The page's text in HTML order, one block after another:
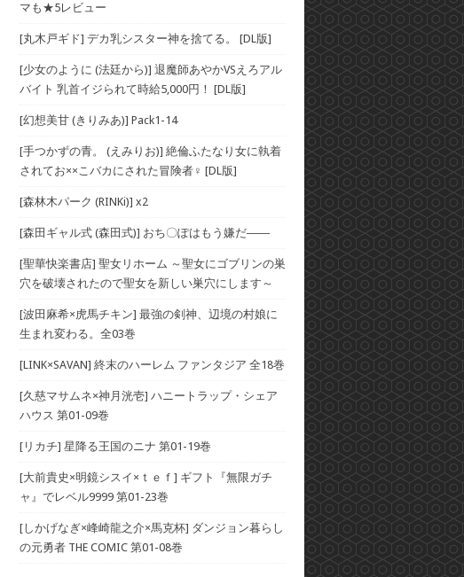
マも★5レビュー
[丸木戸ギド] デカ乳シスター神を捨てる。 [DL版]
[少女のように (法廷から)] 退魔師あやかVSえろアル
バイト 乳首イジられて時給5,000円！ [DL版]
[幻想美甘 (きりみあ)] Pack1-14
[手つかずの青。 (えみりお)] 絶倫ふたなり女に執着
されてお××こバカにされた冒険者♀ [DL版]
[森林木パーク (RINKi)] x2
[森田ギャル式 (森田式)] おち〇ぽはもう嫌だ――
[聖華快楽書店] 聖女リホーム ～聖女にゴブリンの巣
穴を破壊されたので聖女を新しい巣穴にします～
[波田麻希×虎馬チキン] 最強の剣神、辺境の村娘に
生まれ変わる。全03巻
[LINK×SAVAN] 終末のハーレム ファンタジア 全18巻
[久慈マサムネ×神月洸壱] ハニートラップ・シェア
ハウス 第01-09巻
[リカチ] 星降る王国のニナ 第01-19巻
[大前貴史×明鏡シスイ×ｔｅｆ] ギフト『無限ガチ
ャ』でレベル9999 第01-23巻
[しかげなぎ×峰崎龍之介×馬克杯] ダンジョン暮らし
の元勇者 THE COMIC 第01-08巻